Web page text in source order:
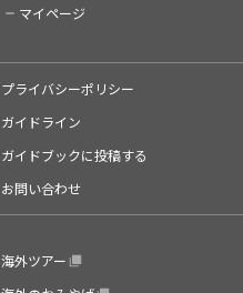
マイページ
プライバシーポリシー
ガイドライン
ガイドブックに投稿する
お問い合わせ
海外ツアー